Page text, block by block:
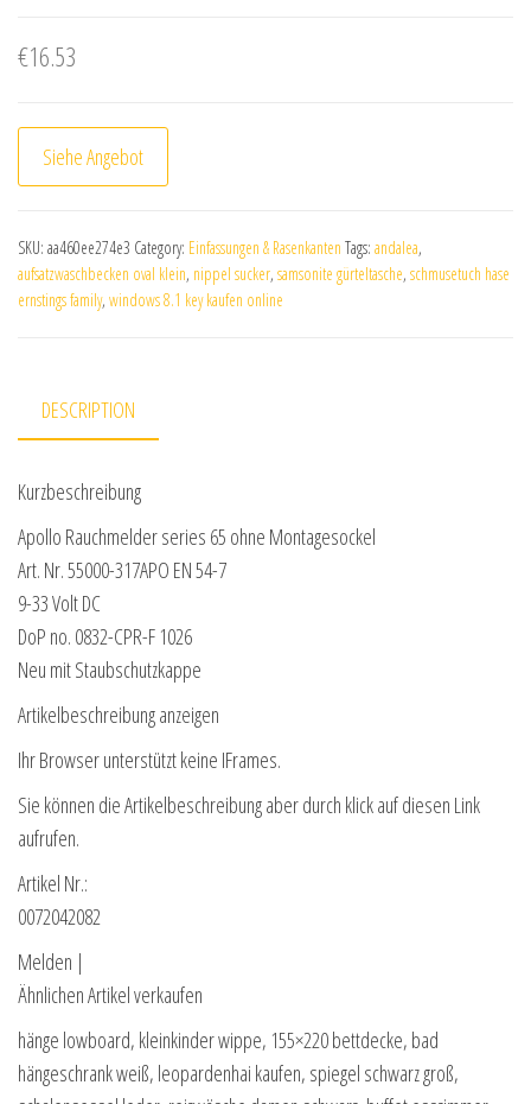
€16.53
Siehe Angebot
SKU: aa460ee274e3 Category: Einfassungen & Rasenkanten Tags: andalea,
aufsatzwaschbecken oval klein, nippel sucker, samsonite gürteltasche, schmusetuch hase
ernstings family, windows 8.1 key kaufen online
DESCRIPTION
Kurzbeschreibung
Apollo Rauchmelder series 65 ohne Montagesockel
Art. Nr. 55000-317APO EN 54-7
9-33 Volt DC
DoP no. 0832-CPR-F 1026
Neu mit Staubschutzkappe
Artikelbeschreibung anzeigen
Ihr Browser unterstützt keine IFrames.
Sie können die Artikelbeschreibung aber durch klick auf diesen Link
aufrufen.
Artikel Nr.:
0072042082
Melden |
Ähnlichen Artikel verkaufen
hänge lowboard, kleinkinder wippe, 155×220 bettdecke, bad
hängeschrank weiß, leopardenhai kaufen, spiegel schwarz groß,